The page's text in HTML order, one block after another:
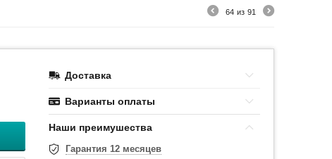
64 из 91
Доставка
Варианты оплаты
Наши преимушества
Гарантия 12 месяцев